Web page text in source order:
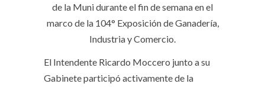
de la Muni durante el fin de semana en el
marco de la 104° Exposición de Ganadería,
Industria y Comercio.
El Intendente Ricardo Moccero junto a su
Gabinete participó activamente de la